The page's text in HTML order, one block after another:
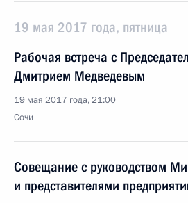
19 мая 2017 года, пятница
Рабочая встреча с
Дмитрием Медведевым
19 мая 2017 года, 21:00
Сочи
Совещание с руководством
и представителями